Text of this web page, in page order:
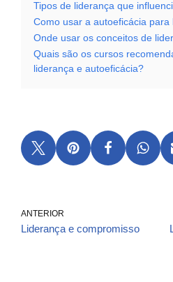
Tipos de liderança que
Como usar a autoeficácia para
Onde usar os conceitos de
Quais são os cursos
liderança e autoeficácia?
ANTERIOR
Liderança e compromisso